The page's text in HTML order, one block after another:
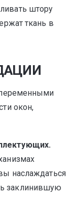
штору
ткань в
окон,
наслаждаться
заклинившую